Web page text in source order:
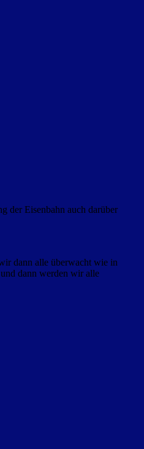
der Eisenbahn auch darüber
dann alle überwacht wie in
dann werden wir alle